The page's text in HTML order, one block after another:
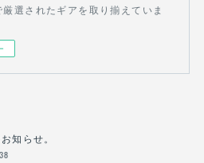
選されたギアを取り揃えていま
知らせ。